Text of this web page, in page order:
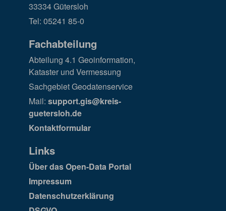
33334 Gütersloh
Tel: 05241 85-0
Fachabteilung
Abteilung 4.1 Geoinformation,
Kataster und Vermessung
Sachgebiet Geodatenservice
Mail: support.gis@kreis-
guetersloh.de
Kontaktformular
Links
Über das Open-Data Portal
Impressum
Datenschutzerklärung